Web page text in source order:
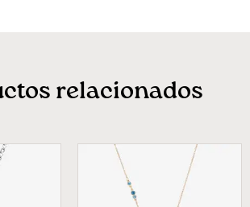
relacionados